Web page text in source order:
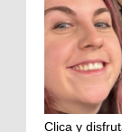
Clica y